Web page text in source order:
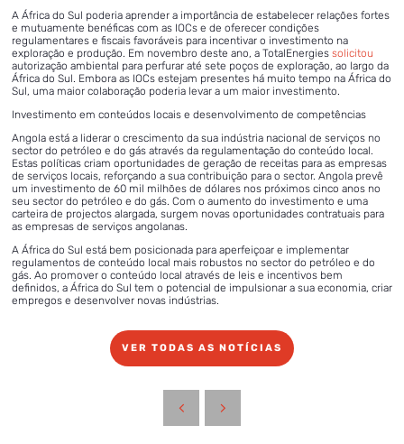
A África do Sul poderia aprender a importância de estabelecer relações fortes
e mutuamente benéficas com as IOCs e de oferecer condições
regulamentares e fiscais favoráveis para incentivar o investimento na
exploração e produção. Em novembro deste ano, a TotalEnergies solicitou
autorização ambiental para perfurar até sete poços de exploração, ao largo da
África do Sul. Embora as IOCs estejam presentes há muito tempo na África do
Sul, uma maior colaboração poderia levar a um maior investimento.
Investimento em conteúdos locais e desenvolvimento de competências
Angola está a liderar o crescimento da sua indústria nacional de serviços no
sector do petróleo e do gás através da regulamentação do conteúdo local.
Estas políticas criam oportunidades de geração de receitas para as empresas
de serviços locais, reforçando a sua contribuição para o sector. Angola prevê
um investimento de 60 mil milhões de dólares nos próximos cinco anos no
seu sector do petróleo e do gás. Com o aumento do investimento e uma
carteira de projectos alargada, surgem novas oportunidades contratuais para
as empresas de serviços angolanas.
A África do Sul está bem posicionada para aperfeiçoar e implementar
regulamentos de conteúdo local mais robustos no sector do petróleo e do
gás. Ao promover o conteúdo local através de leis e incentivos bem
definidos, a África do Sul tem o potencial de impulsionar a sua economia, criar
empregos e desenvolver novas indústrias.
VER TODAS AS NOTÍCIAS